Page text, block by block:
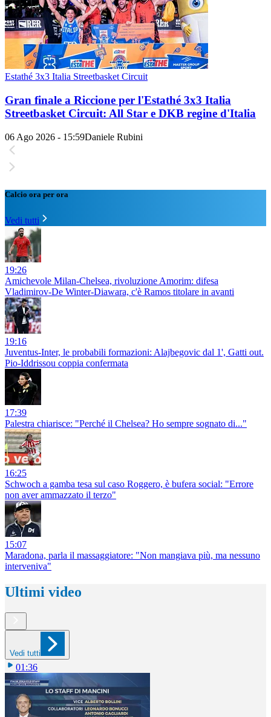
Estathé 3x3 Italia Streetbasket Circuit
Gran finale a Riccione per l'Estathé 3x3 Italia
Streetbasket Circuit: All Star e DKB regine d'Italia
06 Ago 2026 - 15:59Daniele Rubini
Calcio ora per ora
Vedi tutti
19:26
Amichevole Milan-Chelsea, rivoluzione Amorim: difesa
Vladimirov-De Winter-Diawara, c'è Ramos titolare in avanti
19:16
Juventus-Inter, le probabili formazioni: Alajbegovic dal 1', Gatti out.
Pio-Iddrissou coppia confermata
17:39
Palestra chiarisce: "Perché il Chelsea? Ho sempre sognato di..."
16:25
Schwoch a gamba tesa sul caso Roggero, è bufera social: "Errore
non aver ammazzato il terzo"
15:07
Maradona, parla il massaggiatore: "Non mangiava più, ma nessuno
interveniva"
Ultimi video
Vedi tutti
01:36